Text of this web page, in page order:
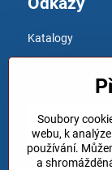
Katalogy
Ochrana
Soubory
webu, k
používání.
a